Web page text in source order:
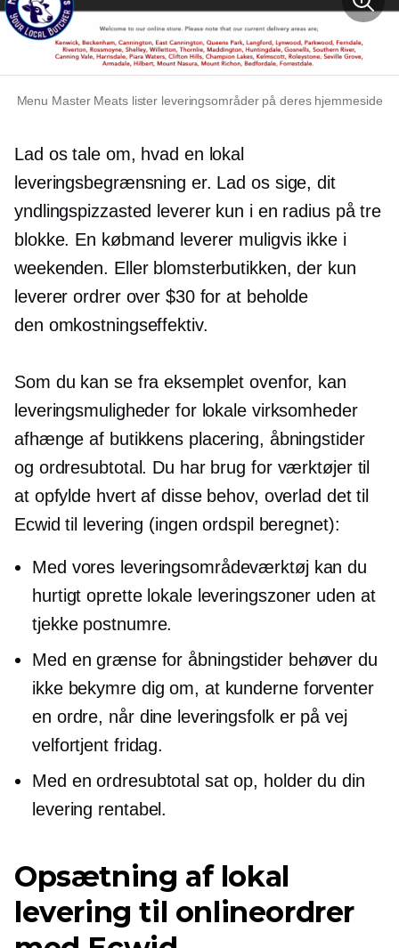
Menu Master Meats lister leveringsområder på deres hjemmeside
Lad os tale om, hvad en lokal
leveringsbegrænsning er. Lad os sige, dit
yndlingspizzasted leverer kun i en radius på tre
blokke. En købmand leverer muligvis ikke i
weekenden. Eller blomsterbutikken, der kun
leverer ordrer over $30 for at beholde
den omkostningseffektiv.
Som du kan se fra eksemplet ovenfor, kan
leveringsmuligheder for lokale virksomheder
afhænge af butikkens placering, åbningstider
og ordresubtotal. Du har brug for værktøjer til
at opfylde hvert af disse behov, overlad det til
Ecwid til levering (ingen ordspil beregnet):
Med vores leveringsområdeværktøj kan du
hurtigt oprette lokale leveringszoner uden at
tjekke postnumre.
Med en grænse for åbningstider behøver du
ikke bekymre dig om, at kunderne forventer
en ordre, når dine leveringsfolk er på vej
velfortjent fridag.
Med en ordresubtotal sat op, holder du din
levering rentabel.
Opsætning af lokal
levering til onlineordrer